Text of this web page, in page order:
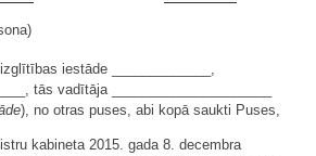
iestāde _____________,
tās vadītāja _____________________
), no otras puses, abi kopā saukti Puses,
kabineta 2015. gada 8. decembra